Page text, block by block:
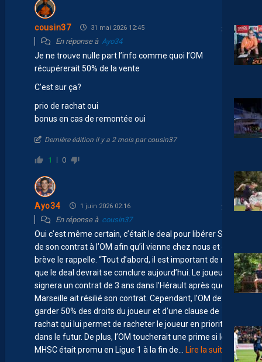
cousin37 31 mai 2026 12:45
En réponse à Ayo34
Je ne trouve nulle part l’info comme quoi l’OM
récupérerait 50% de la vente
C’est sur ça?
prio de rachat oui
bonus en cas de remontée oui
Dernière édition il y a 2 mois par cousin37
1 0
Ayo34 1 juin 2026 02:16
En réponse à cousin37
Oui c’est même certain, c’était le deal pour libérer Simon
de son contrat à l’OM afin qu’il vienne chez nous et cette
brève le rappelle. “Tout d’abord, il est important de noter
que le deal devrait se conclure aujourd’hui. Le joueur
signera un contrat de 3 ans dans l’Hérault après que
Marseille ait résilié son contrat. Cependant, l’OM devrait
garder 50% des droits du joueur et d’une clause de
rachat qui lui permet de racheter le joueur en priorité
dans le futur. De plus, l’OM toucherait une prime si le
MHSC était promu en Ligue 1 à la fin de
Lire la suite »